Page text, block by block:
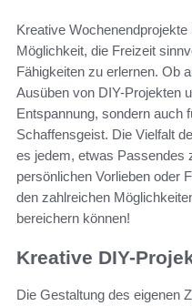
Kreative
Möglichkeit, die Freizeit
Fähigkeiten zu erlernen. Ob
Ausüben von DIY-Projekten
Entspannung, sondern auch
Schaffensgeist. Die Vielfalt
es jedem, etwas Passendes
persönlichen Vorlieben oder
den zahlreichen
bereichern können!
Kreative DIY-
Die Gestaltung des eigenen